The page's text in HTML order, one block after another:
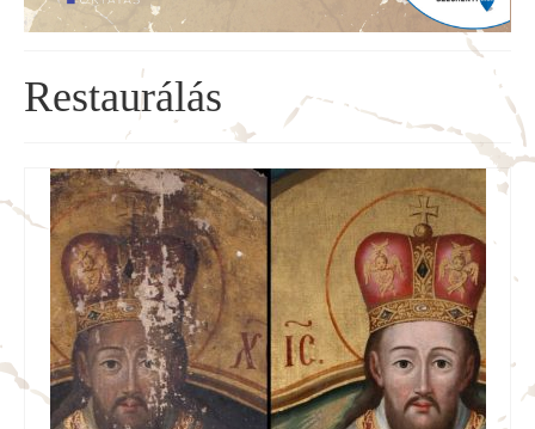
BEMUTATKOZÁS
TEVÉKENYSÉGEK
SAJTÓSZOBA
PÁLYÁZAT
KAPCSOLAT
Restaurálás